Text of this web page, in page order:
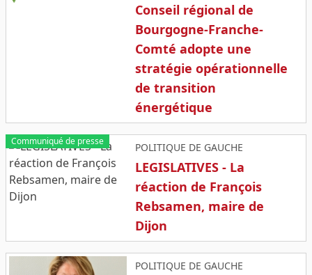
Conseil régional de
Bourgogne-Franche-
Comté adopte une
stratégie opérationnelle
de transition
énergétique
Communiqué de presse POLITIQUE DE GAUCHE
LEGISLATIVES - La
réaction de François
Rebsamen, maire de
Dijon
POLITIQUE DE GAUCHE